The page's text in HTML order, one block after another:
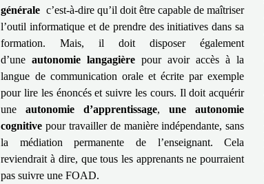
générale c’est-à-dire qu’il doit être capable de maîtriser
l’outil informatique et de prendre des initiatives dans sa
formation. Mais, il doit disposer également
d’uneautonomie langagière pour avoir accès à la
langue de communication orale et écrite par exemple
pour lire les énoncés et suivre les cours. Il doit acquérir
uneautonomie d’apprentissage,une autonomie
cognitive pour travailler de manière indépendante, sans
la médiation permanente de l’enseignant. Cela
reviendrait à dire, que tous les apprenants ne pourraient
pas suivre une FOAD.